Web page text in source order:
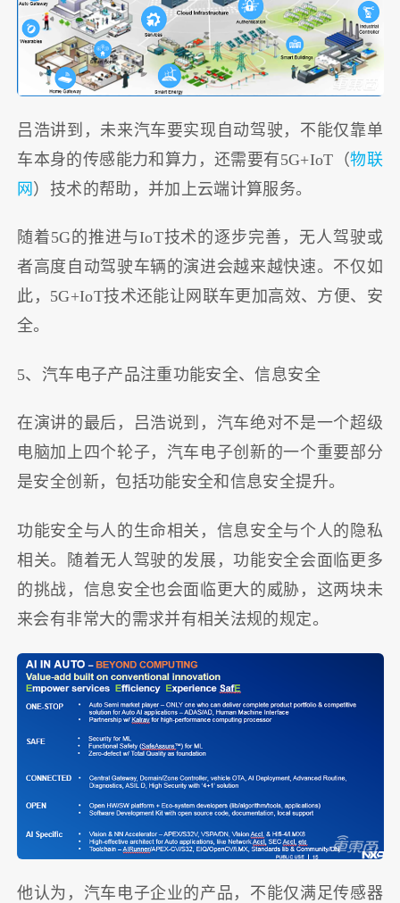
吕浩讲到，未来汽车要实现自动驾驶，不能仅靠单
车本身的传感能力和算力，还需要有5G+IoT（物联
网）技术的帮助，并加上云端计算服务。
随着5G的推进与IoT技术的逐步完善，无人驾驶或
者高度自动驾驶车辆的演进会越来越快速。不仅如
此，5G+IoT技术还能让网联车更加高效、方便、安
全。
5、汽车电子产品注重功能安全、信息安全
在演讲的最后，吕浩说到，汽车绝对不是一个超级
电脑加上四个轮子，汽车电子创新的一个重要部分
是安全创新，包括功能安全和信息安全提升。
功能安全与人的生命相关，信息安全与个人的隐私
相关。随着无人驾驶的发展，功能安全会面临更多
的挑战，信息安全也会面临更大的威胁，这两块未
来会有非常大的需求并有相关法规的规定。
他认为，汽车电子企业的产品，不能仅满足传感器